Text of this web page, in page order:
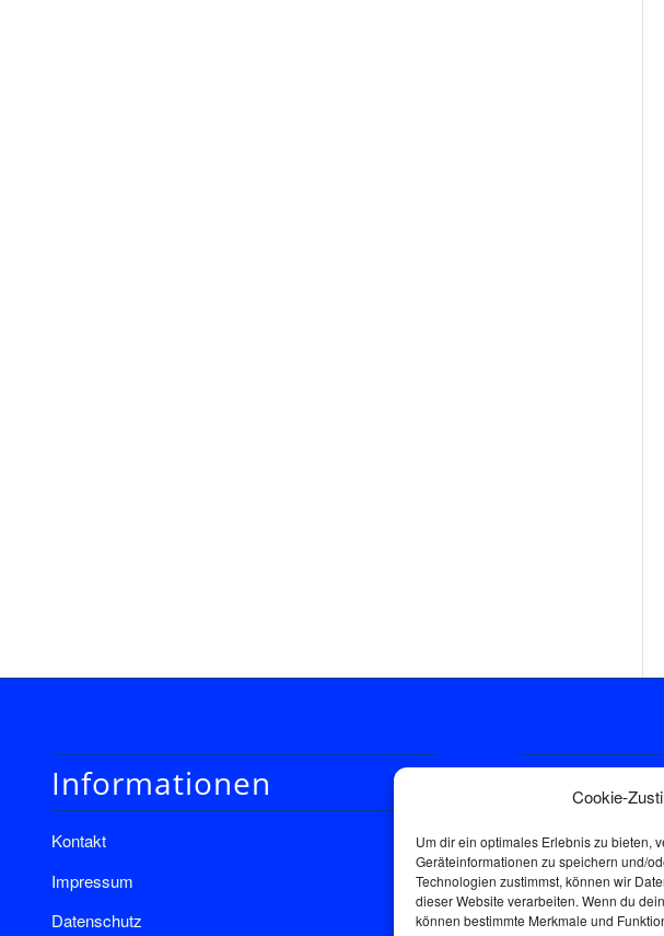
Cookie-
Um dir ein optimales Erlebnis zu bieten,
Geräteinformationen zu speichern und/
Technologien zustimmst, können wir
dieser Website verarbeiten. Wenn du
können bestimmte Merkmale und
Informationen
Kontakt
Impressum
Datenschutz
Donnerstags: